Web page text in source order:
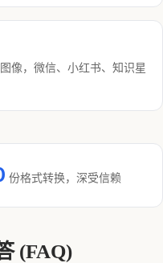
像，微信、小红书、知识星
份格式转换，深受信赖
(FAQ)